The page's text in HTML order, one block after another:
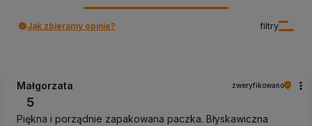
filtry
Jak zbieramy opinie?
Małgorzata zweryfikowano
5
Piękna i porządnie zapakowana paczka. Błyskawiczna